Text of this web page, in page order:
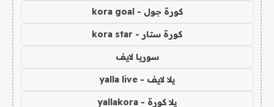
كورة جول - kora goal
كورة ستار - kora star
سوريا لايف
يلا لايف - yalla live
يلا كورة - yallakora